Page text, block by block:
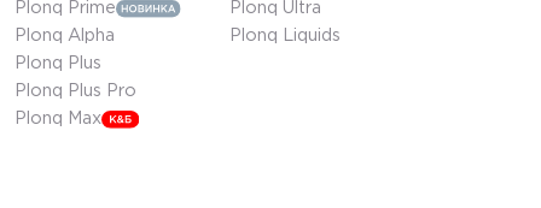
Plonq Prime
Plonq Alpha
Plonq Plus
Plonq Plus Pro
Plonq Max
Plonq Ultra
Plonq Liquids